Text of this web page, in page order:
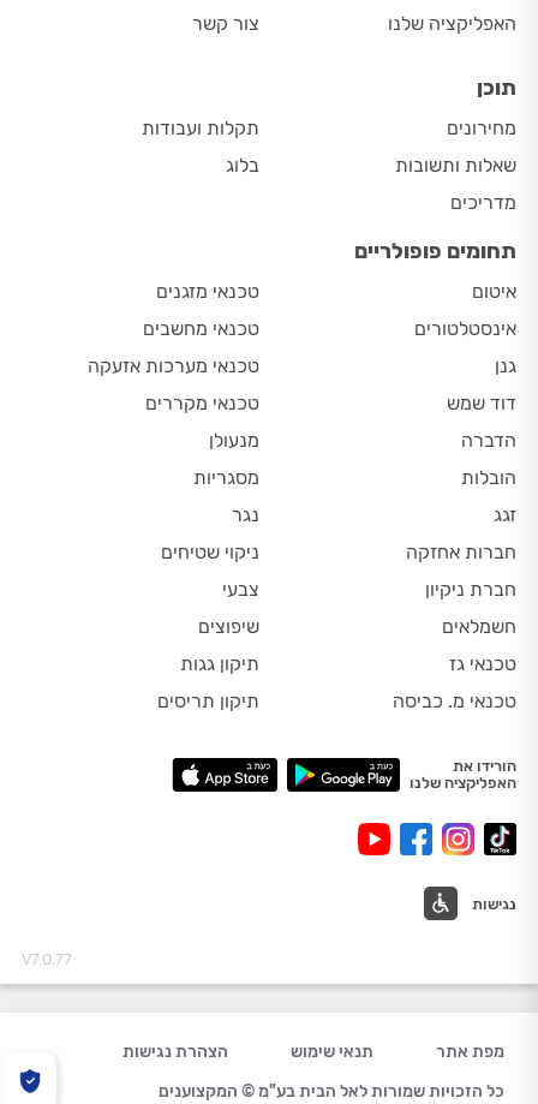
האפליקציה שלנו
צור קשר
תוכן
מחירונים
שאלות ותשובות
מדריכים
תקלות ועבודות
בלוג
תחומים פופולריים
איטום
אינסטלטורים
גנן
דוד שמש
הדברה
הובלות
זגג
חברות אחזקה
חברת ניקיון
חשמלאים
טכנאי גז
טכנאי מ. כביסה
טכנאי מזגנים
טכנאי מחשבים
טכנאי מערכות אזעקה
טכנאי מקררים
מנעולן
מסגריות
נגר
ניקוי שטיחים
צבעי
שיפוצים
תיקון גגות
תיקון תריסים
הורידו את
האפליקציה שלנו
נגישות
V7.0.77
מפת אתר תנאי שימוש
הצהרת נגישות
כל הזכויות שמורות לאל הבית בע"מ © המקצוענים